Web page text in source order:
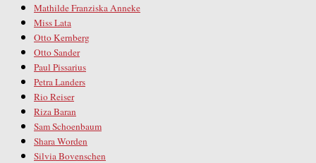
Mathilde Franziska Anneke
Miss Lata
Otto Kernberg
Otto Sander
Paul Pissarius
Petra Landers
Rio Reiser
Riza Baran
Sam Schoenbaum
Shara Worden
Silvia Bovenschen